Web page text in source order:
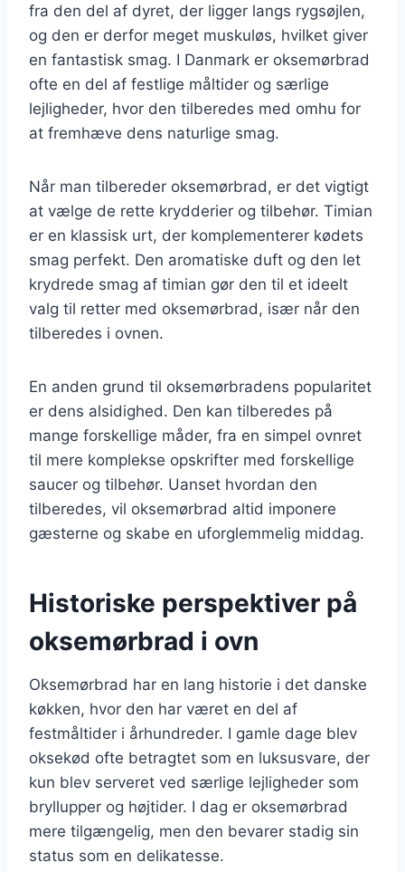
fra den del af dyret, der ligger langs rygsøjlen,
og den er derfor meget muskuløs, hvilket giver
en fantastisk smag. I Danmark er oksemørbrad
ofte en del af festlige måltider og særlige
lejligheder, hvor den tilberedes med omhu for
at fremhæve dens naturlige smag.
Når man tilbereder oksemørbrad, er det vigtigt
at vælge de rette krydderier og tilbehør. Timian
er en klassisk urt, der komplementerer kødets
smag perfekt. Den aromatiske duft og den let
krydrede smag af timian gør den til et ideelt
valg til retter med oksemørbrad, især når den
tilberedes i ovnen.
En anden grund til oksemørbradens popularitet
er dens alsidighed. Den kan tilberedes på
mange forskellige måder, fra en simpel ovnret
til mere komplekse opskrifter med forskellige
saucer og tilbehør. Uanset hvordan den
tilberedes, vil oksemørbrad altid imponere
gæsterne og skabe en uforglemmelig middag.
Historiske perspektiver på
oksemørbrad i ovn
Oksemørbrad har en lang historie i det danske
køkken, hvor den har været en del af
festmåltider i århundreder. I gamle dage blev
oksekød ofte betragtet som en luksusvare, der
kun blev serveret ved særlige lejligheder som
bryllupper og højtider. I dag er oksemørbrad
mere tilgængelig, men den bevarer stadig sin
status som en delikatesse.